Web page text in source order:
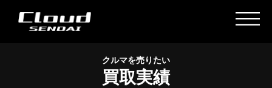
クルマを売りたい
買取実績